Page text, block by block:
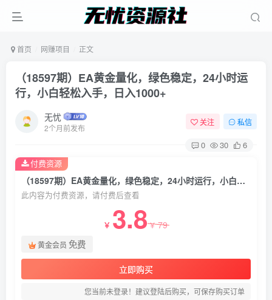
首页 网赚项目 正文
（18597期）EA黄金量化，绿色稳定，24小时运
行，小白轻松入手，日入1000+
无忧
2个月前发布
关注 私信
0 30 6
（18597期）EA黄金量化，绿色稳定，24小时运行，小白轻松入手，日入1000+
此内容为付费资源，请付费后查看
￥ 3.8￥79
黄金会员 免费
立即购买
您当前未登录！建议登陆后购买，可保存购买订单
付费资源